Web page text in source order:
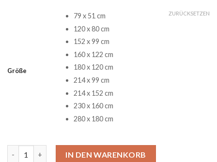
Größe
79 x 51 cm
120 x 80 cm
152 x 99 cm
160 x 122 cm
180 x 120 cm
214 x 99 cm
214 x 152 cm
230 x 160 cm
280 x 180 cm
ZURÜCKSETZEN
IN DEN WARENKORB